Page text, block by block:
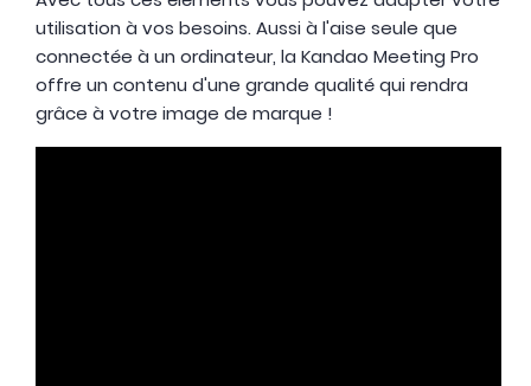
utilisation à vos besoins. Aussi à l'aise seule que
connectée à un ordinateur, la Kandao Meeting Pro
offre un contenu d'une grande qualité qui rendra
grâce à votre image de marque !